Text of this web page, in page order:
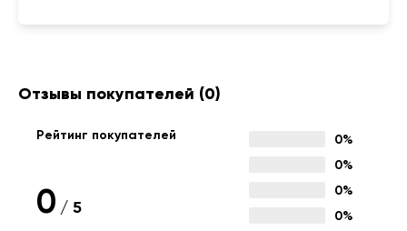
Отзывы покупателей (0)
Рейтинг покупателей
0 / 5
0%
0%
0%
0%